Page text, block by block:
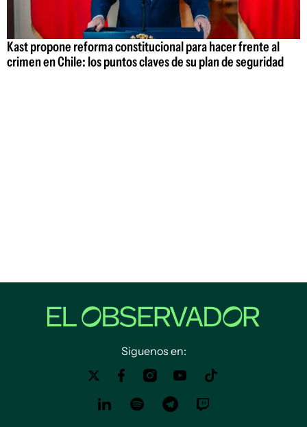
Kast propone reforma constitucional para hacer frente al
crimen en Chile: los puntos claves de su plan de seguridad
Siguenos en: